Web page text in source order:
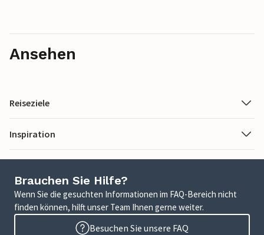
Ansehen
Reiseziele
Inspiration
Brauchen Sie Hilfe?
Wenn Sie die gesuchten Informationen im FAQ-Bereich nicht
finden können, hilft unser Team Ihnen gerne weiter.
Besuchen Sie unsere FAQ